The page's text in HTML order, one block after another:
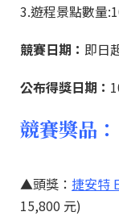
3.遊程景點數量
競賽日期： 即日
公布得獎日期：
競賽獎品：
▲頭獎： 捷安特
15,800 元)